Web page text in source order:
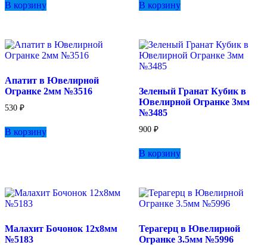
В корзину В корзину
Апатит в Ювелирной
Огранке 2мм №3516
530 ₽
В корзину
Зеленый Гранат Кубик в
Ювелирной Огранке 3мм
№3485
900 ₽
В корзину
Малахит Бочонок 12х8мм
№5183
Терагерц в Ювелирной
Огранке 3.5мм №5996